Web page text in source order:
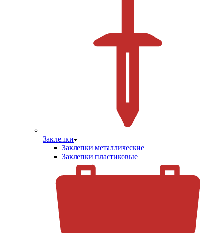
Заклепки
Заклепки металлические
Заклепки пластиковые